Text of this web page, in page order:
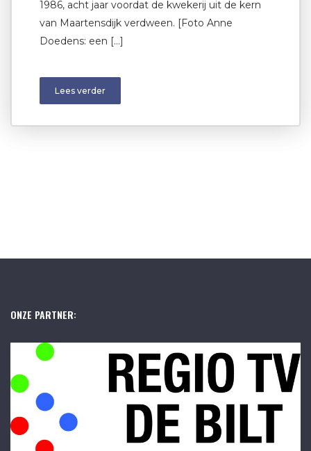
1986, acht jaar voordat de kwekerij uit de kern
van Maartensdijk verdween. [Foto Anne
Doedens: een […]
Lees verder
ONZE PARTNER: